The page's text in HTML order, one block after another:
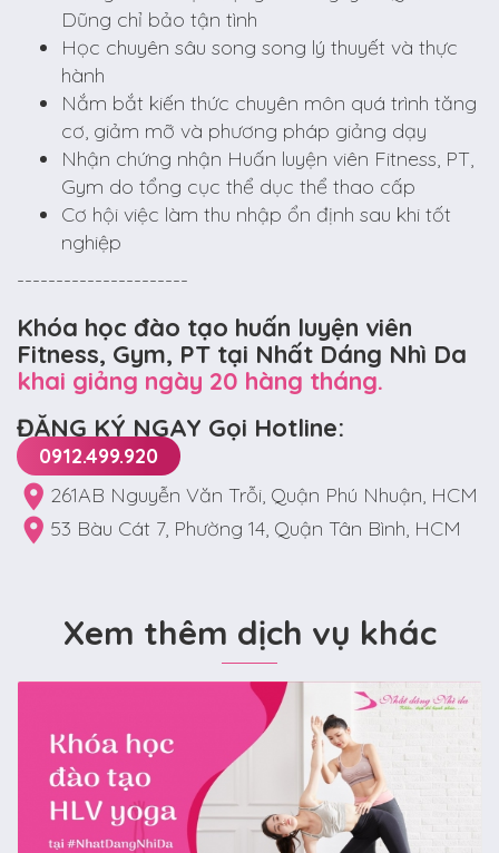
Dũng chỉ bảo tận tình
Học chuyên sâu song song lý thuyết và thực
hành
Nắm bắt kiến thức chuyên môn quá trình tăng
cơ, giảm mỡ và phương pháp giảng dạy
Nhận chứng nhận Huấn luyện viên Fitness, PT,
Gym do tổng cục thể dục thể thao cấp
Cơ hội việc làm thu nhập ổn định sau khi tốt
nghiệp
----------------------
Khóa học đào tạo huấn luyện viên
Fitness, Gym, PT tại Nhất Dáng Nhì Da
khai giảng ngày 20 hàng tháng.
ĐĂNG KÝ NGAY Gọi Hotline:
0912.499.920
261AB Nguyễn Văn Trỗi, Quận Phú Nhuận, HCM
53 Bàu Cát 7, Phường 14, Quận Tân Bình, HCM
Xem thêm dịch vụ khác